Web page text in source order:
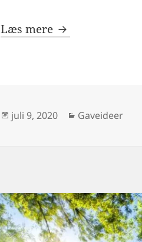
Læs mere Venter I en
Udgivet
juli 9, 2020 Kategorier
Gaveideer